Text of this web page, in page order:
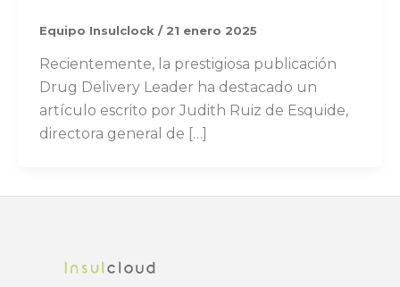
Equipo Insulclock / 21 enero 2025
Recientemente, la prestigiosa publicación
Drug Delivery Leader ha destacado un
artículo escrito por Judith Ruiz de Esquide,
directora general de […]